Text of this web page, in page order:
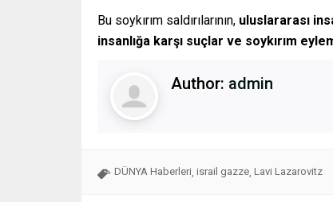
Bu soykırım saldırılarının, uluslararası
insanlığa karşı suçlar ve soykırım
Author: admin
DÜNYA Haberleri israil gazze Lavi Lazarovitz